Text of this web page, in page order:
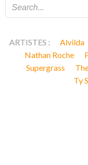
ARTISTES : Alvilda
Nathan Roche
Supergrass
Ty